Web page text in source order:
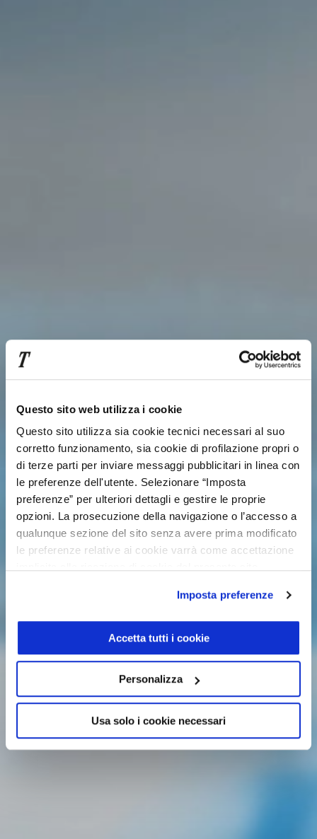
Questo sito web utilizza i cookie
Questo sito utilizza sia cookie tecnici necessari al suo
corretto funzionamento, sia cookie di profilazione propri o
di terze parti per inviare messaggi pubblicitari in linea con
le preferenze dell'utente. Selezionare “Imposta
preferenze” per ulteriori dettagli e gestire le proprie
opzioni. La prosecuzione della navigazione o l’accesso a
qualunque sezione del sito senza avere prima modificato
le preferenze relative ai cookie varrà come accettazione
Imposta preferenze
Accetta tutti i cookie
Personalizza
Usa solo i cookie necessari